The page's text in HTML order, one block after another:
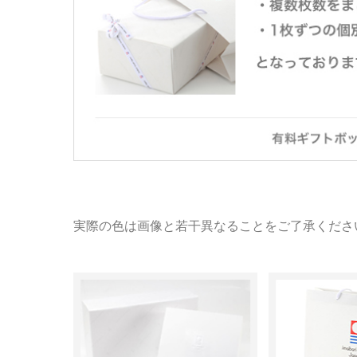
実際の色は画像と若干異なることをご了承くださ